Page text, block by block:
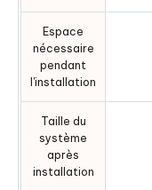
Espace
nécessaire
pendant
l'installation
Taille du
système
après
installation